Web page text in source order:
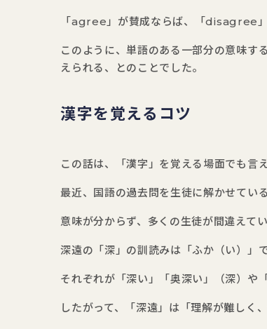
「agree」が賛成ならば、「disagree」
このように、単語のある一部分の意味す
えられる、とのことでした。
漢字を覚えるコツ
この話は、「漢字」を覚える場面でも言
最近、国語の過去問を生徒に解かせてい
意味が分からず、多くの生徒が間違えてい
深遠の「深」の訓読みは「ふか（い）」
それぞれが「深い」「奥深い」（深）や
したがって、「深遠」は「理解が難しく